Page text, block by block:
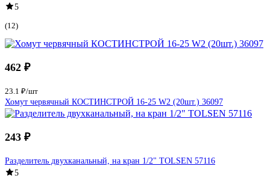
5
(12)
462 ₽
23.1 ₽/шт
Хомут червячный КОСТИНСТРОЙ 16-25 W2 (20шт.) 36097
243 ₽
Разделитель двухканальный, на кран 1/2" TOLSEN 57116
5